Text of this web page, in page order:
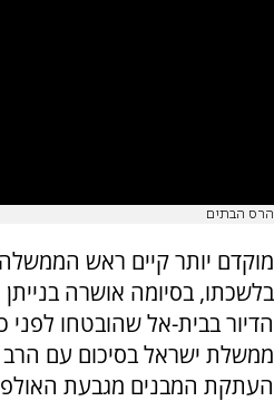
הרס הבתים
מוקדם יותר קיים ראש
הדיור בבית-אל שהובטחו לפני
ממשלת ישראל בסיכום עם הרב
העתקת המבנים מגבעת